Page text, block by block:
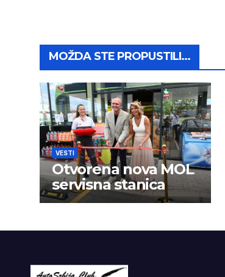
MOŽDA STE PROPUSTILI...
VESTI
Otvorena nova MOL
servisna stanica